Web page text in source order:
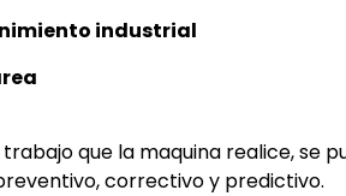
industrial
que la maquina realice, se
correctivo y predictivo.